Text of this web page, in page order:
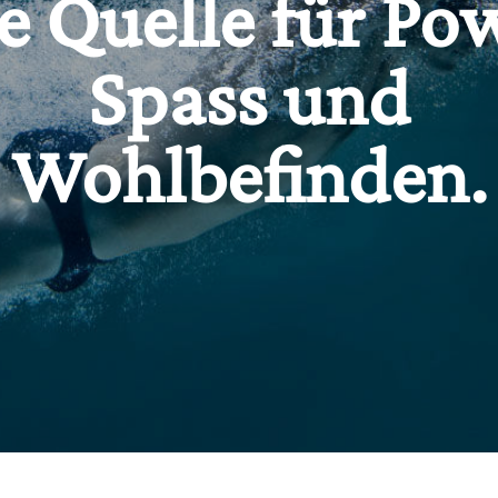
Quelle für
Spass und
Wohlbefinden.